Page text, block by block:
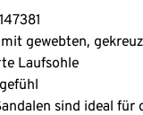
gewebten,
Laufsohle
sind ideal für